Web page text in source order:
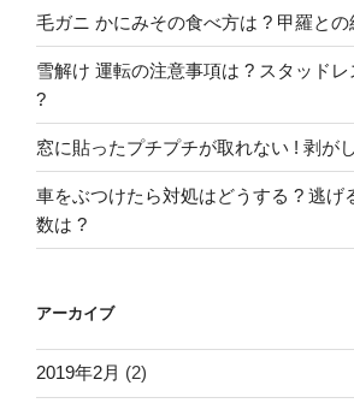
毛ガニ かにみその食べ方は ? 甲羅と
雪解け 運転の注意事項は ? スタッド
?
窓に貼ったプチプチが取れない ! 剥が
車をぶつけたら対処はどうする ? 逃げ
数は ?
アーカイブ
2019年2月 (2)